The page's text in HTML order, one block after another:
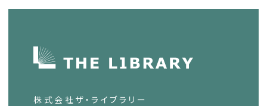
株式会社ザ・ライブラリー